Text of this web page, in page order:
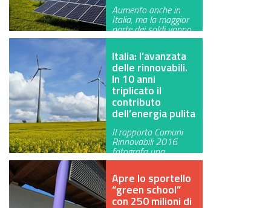
Aumento anche in
Italia, ma la maggior
parte dei soldi vanno
all’ester…
Italia: l’avanzata
delle rinnovabili.
In 10 anni
triplicato il
contributo
dell’energia pulita
Il rapporto Comuni
Rinnovabili 2016
fotografa una
costante crescita de…
Apre lo sportello
“green school”
con 250 milioni di